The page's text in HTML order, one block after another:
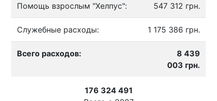
Помощь взрослым "Хелпус": 547 312 грн.
Служебные расходы: 1 175 386 грн.
Всего расходов:
8 439
003 грн.
176 324 491